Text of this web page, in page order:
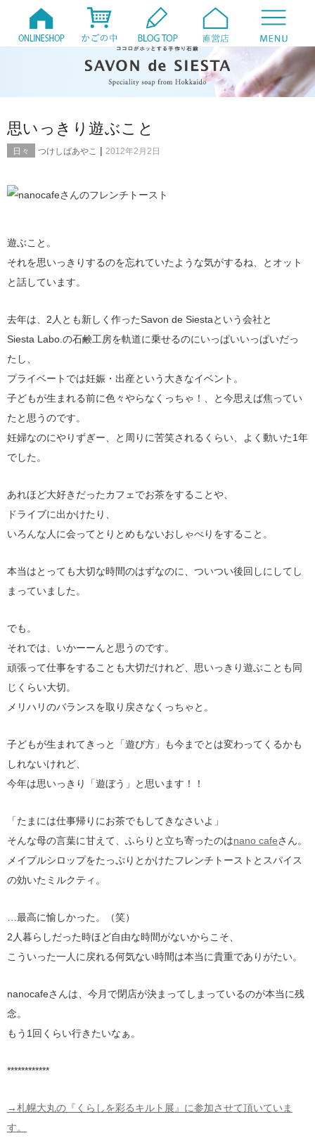
思いっきり遊ぶこと
日々 つけしばあやこ | 2012年2月2日
遊ぶこと。
それを思いっきりするのを忘れていたような気がするね、とオット
と話しています。
去年は、2人とも新しく作ったSavon de Siestaという会社と
Siesta Labo.の石鹸工房を軌道に乗せるのにいっぱいいっぱいだっ
たし、
プライベートでは妊娠・出産という大きなイベント。
子どもが生まれる前に色々やらなくっちゃ！、と今思えば焦ってい
たと思うのです。
妊婦なのにやりずぎー、と周りに苦笑されるくらい、よく動いた1年
でした。
あれほど大好きだったカフェでお茶をすることや、
ドライブに出かけたり、
いろんな人に会ってとりとめもないおしゃべりをすること。
本当はとっても大切な時間のはずなのに、ついつい後回しにしてし
まっていました。
でも。
それでは、いかーーんと思うのです。
頑張って仕事をすることも大切だけれど、思いっきり遊ぶことも同
じくらい大切。
メリハリのバランスを取り戻さなくっちゃと。
子どもが生まれてきっと「遊び方」も今までとは変わってくるかも
しれないけれど、
今年は思いっきり「遊ぼう」と思います！！
「たまには仕事帰りにお茶でもしてきなさいよ」
そんな母の言葉に甘えて、ふらりと立ち寄ったのはnano cafeさん。
メイプルシロップをたっぷりとかけたフレンチトーストとスパイス
の効いたミルクティ。
…最高に愉しかった。（笑）
2人暮らしだった時ほど自由な時間がないからこそ、
こういった一人に戻れる何気ない時間は本当に貴重でありがたい。
nanocafeさんは、今月で閉店が決まってしまっているのが本当に残
念。
もう1回くらい行きたいなぁ。
************
→札幌大丸の『くらしを彩るキルト展』に参加させて頂いていま
す。